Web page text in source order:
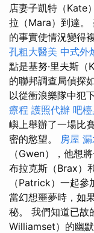
店妻子凱特（Kate
拉（Mara）到達。
的事實使情況變得
孔粗大醫美 中式外
點是基努·里夫斯（
的聯邦調查局偵探
以從衝浪樂隊中犯
療程 護照代辦 吧檯
嶼上舉辦了一場比
密的慾望。 房屋 漏
（Gwen），他想
布拉克斯（Brax）
（Patrick）一起參
當幻想噩夢時，如
秘。 我們知道已故
Williamset）的幽